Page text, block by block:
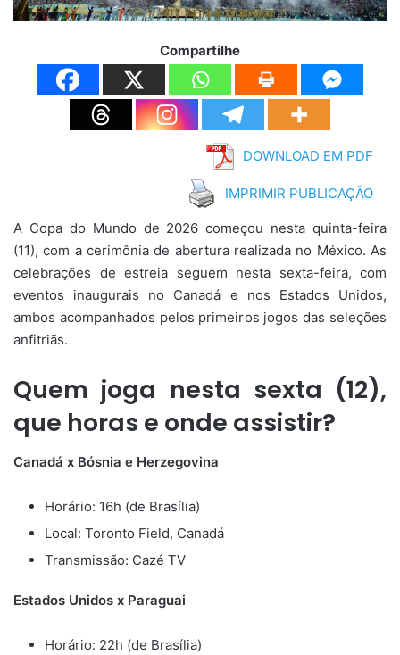
Compartilhe
DOWNLOAD EM PDF
IMPRIMIR PUBLICAÇÃO
A Copa do Mundo de 2026 começou nesta quinta-feira
(11), com a cerimônia de abertura realizada no México. As
celebrações de estreia seguem nesta sexta-feira, com
eventos inaugurais no Canadá e nos Estados Unidos,
ambos acompanhados pelos primeiros jogos das seleções
anfitriãs.
Quem joga nesta sexta (12),
que horas e onde assistir?
Canadá x Bósnia e Herzegovina
Horário: 16h (de Brasília)
Local: Toronto Field, Canadá
Transmissão: Cazé TV
Estados Unidos x Paraguai
Horário: 22h (de Brasília)